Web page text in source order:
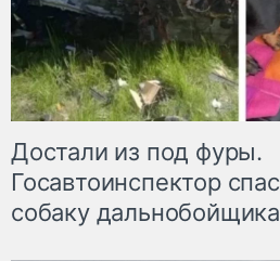
Достали из под фуры.
Госавтоинспектор
собаку дальнобойщика